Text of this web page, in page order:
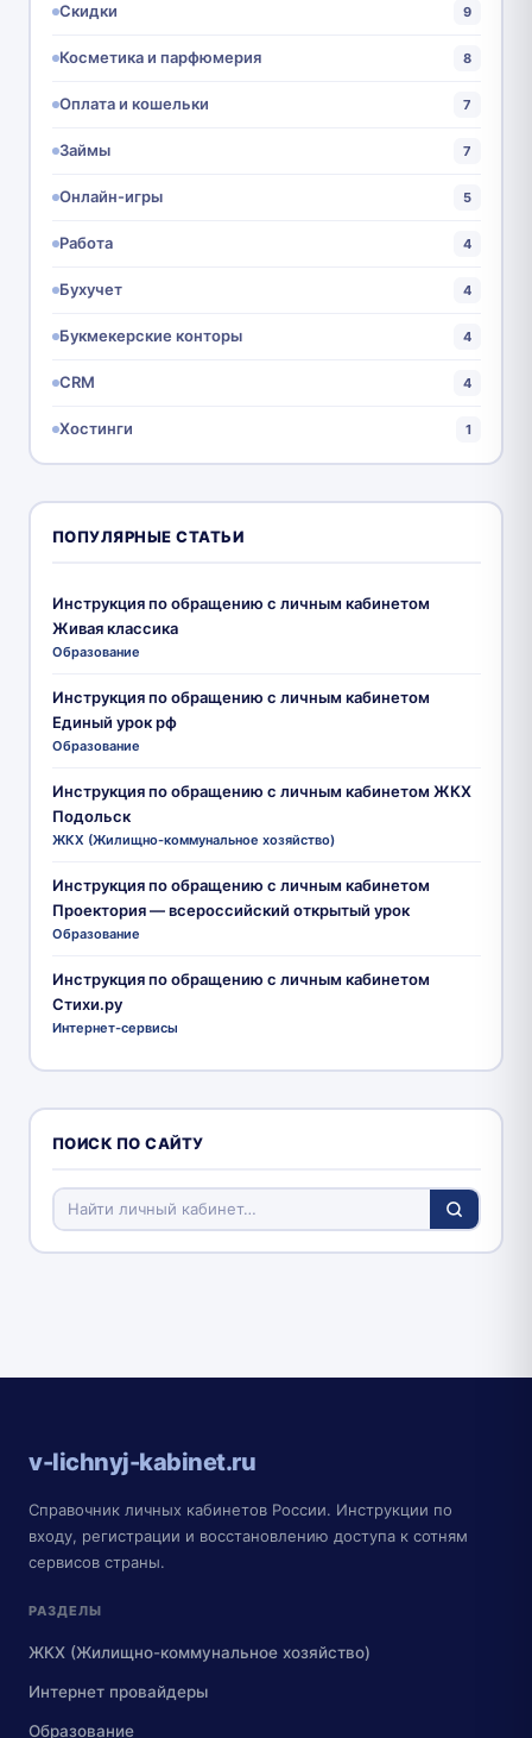
Скидки 9
Косметика и парфюмерия 8
Оплата и кошельки 7
Займы 7
Онлайн-игры 5
Работа 4
Бухучет 4
Букмекерские конторы 4
CRM 4
Хостинги 1
ПОПУЛЯРНЫЕ СТАТЬИ
Инструкция по обращению с личным кабинетом
Живая классика
Образование
Инструкция по обращению с личным кабинетом
Единый урок рф
Образование
Инструкция по обращению с личным кабинетом ЖКХ
Подольск
ЖКХ (Жилищно-коммунальное хозяйство)
Инструкция по обращению с личным кабинетом
Проектория — всероссийский открытый урок
Образование
Инструкция по обращению с личным кабинетом
Стихи.ру
Интернет-сервисы
ПОИСК ПО САЙТУ
v-lichnyj-kabinet.ru
Справочник личных кабинетов России. Инструкции по
входу, регистрации и восстановлению доступа к сотням
сервисов страны.
РАЗДЕЛЫ
ЖКХ (Жилищно-коммунальное хозяйство)
Интернет провайдеры
Образование